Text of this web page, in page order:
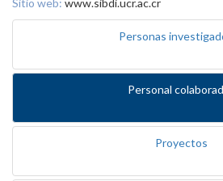
Sitio web: www.sibdi.ucr.ac.cr
Personas
Personal
Proyectos